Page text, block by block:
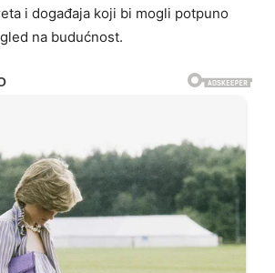
i događaja koji bi mogli potpuno
na budućnost.